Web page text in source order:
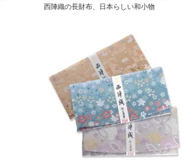
西陣織の長財布、日本らしい和小物